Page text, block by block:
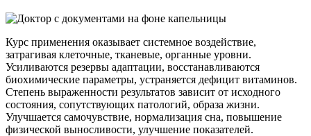
Курс применения оказывает системное воздействие,
затрагивая клеточные, тканевые, органные уровни.
Усиливаются резервы адаптации, восстанавливаются
биохимические параметры, устраняется дефицит витаминов.
Степень выраженности результатов зависит от исходного
состояния, сопутствующих патологий, образа жизни.
Улучшается самочувствие, нормализация сна, повышение
физической выносливости, улучшение показателей.